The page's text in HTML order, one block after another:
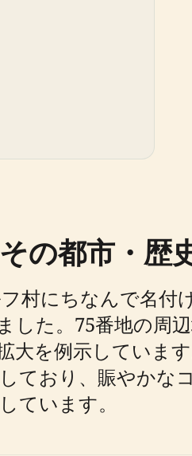
の都市・歴
村にちなんで名付
た。75番地の周
大を例示していま
ており、賑やかな
ています。